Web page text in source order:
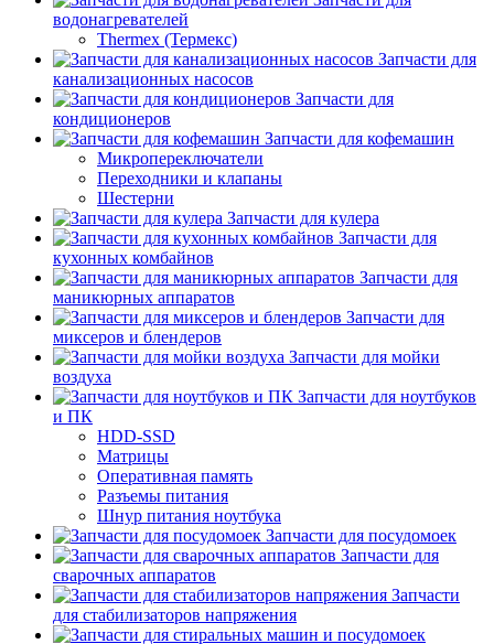
водонагревателей
Thermex (Термекс)
Запчасти для
канализационных насосов
Запчасти для
кондиционеров
Запчасти для кофемашин
Микропереключатели
Переходники и клапаны
Шестерни
Запчасти для кулера
Запчасти для
кухонных комбайнов
Запчасти для
маникюрных аппаратов
Запчасти для
миксеров и блендеров
Запчасти для мойки
воздуха
Запчасти для ноутбуков
и ПК
HDD-SSD
Матрицы
Оперативная память
Разъемы питания
Шнур питания ноутбука
Запчасти для посудомоек
Запчасти для
сварочных аппаратов
Запчасти
для стабилизаторов напряжения